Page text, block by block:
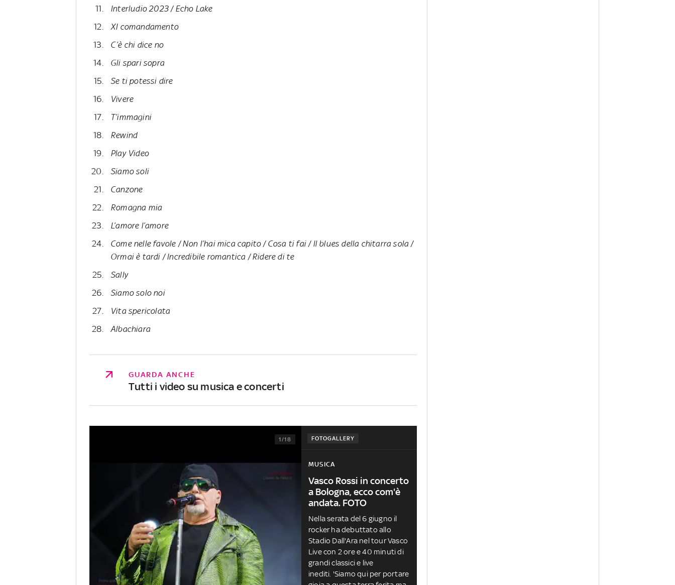
Interludio 2023 / Echo Lake
XI comandamento
C’è chi dice no
Gli spari sopra
Se ti potessi dire
Vivere
T’immagini
Rewind
Play Video
Siamo soli
Canzone
Romagna mia
L’amore l’amore
Come nelle favole / Non l’hai mica capito / Cosa ti fai / Il blues della chitarra sola /
Ormai è tardi / Incredibile romantica / Ridere di te
Sally
Siamo solo noi
Vita spericolata
Albachiara
GUARDA ANCHE
Tutti i video su musica e concerti
FOTOGALLERY
1/18
MUSICA
Vasco Rossi in concerto
a Bologna, ecco com'è
andata. FOTO
Nella serata del 6 giugno il
rocker ha debuttato allo
Stadio Dall'Ara nel tour Vasco
Live con 2 ore e 40 minuti di
grandi classici e live
inediti. 'Siamo qui per portare